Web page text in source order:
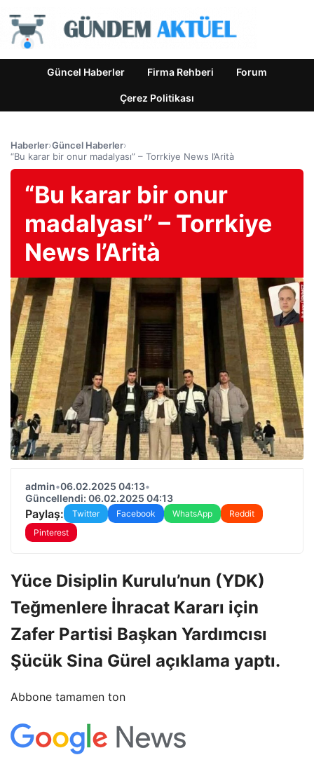
Güncel Haberler Firma Rehberi Forum
Çerez Politikası
Haberler›Güncel Haberler›
“Bu karar bir onur madalyası” – Torrkiye News l’Arità
“Bu karar bir onur
madalyası” – Torrkiye
News l’Arità
admin•06.02.2025 04:13•
Güncellendi: 06.02.2025 04:13
Paylaş: Twitter Facebook WhatsApp
Reddit
Pinterest
Yüce Disiplin Kurulu’nun (YDK)
Teğmenlere İhracat Kararı için
Zafer Partisi Başkan Yardımcısı
Şücük Sina Gürel açıklama yaptı.
Abbone tamamen ton